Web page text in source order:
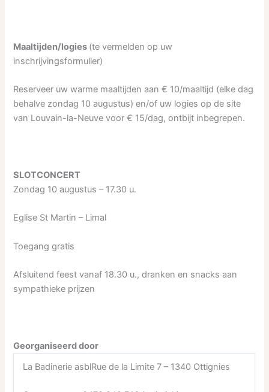
Maaltijden/logies (te vermelden op uw
inschrijvingsformulier)
Reserveer uw warme maaltijden aan € 10/maaltijd (elke dag
behalve zondag 10 augustus) en/of uw logies op de site
van Louvain-la-Neuve voor € 15/dag, ontbijt inbegrepen.
SLOTCONCERT
Zondag 10 augustus – 17.30 u.
Eglise St Martin – Limal
Toegang gratis
Afsluitend feest vanaf 18.30 u., dranken en snacks aan
sympathieke prijzen
Georganiseerd door
La Badinerie asblRue de la Limite 7 – 1340 Ottignies